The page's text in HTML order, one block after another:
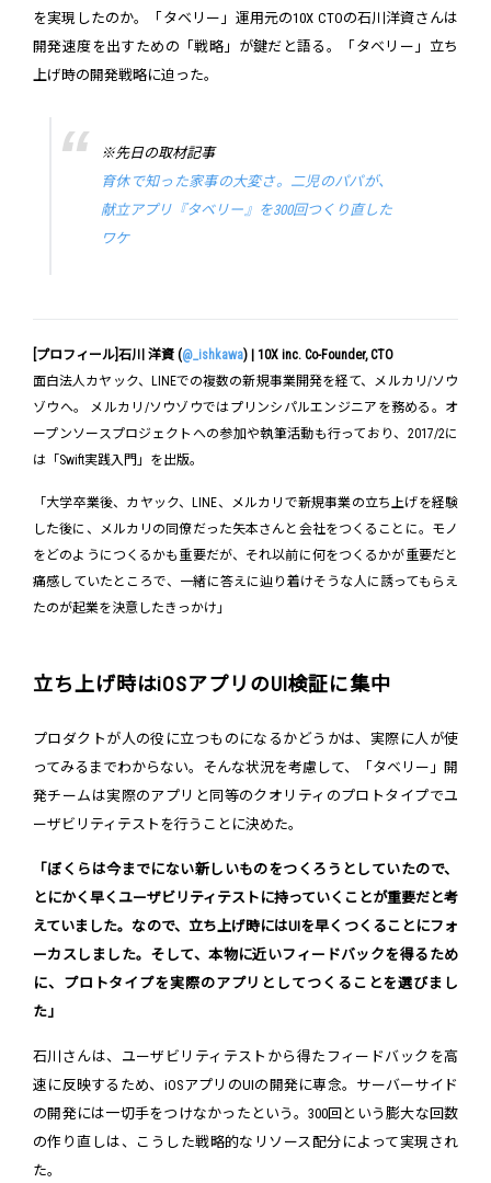
を実現したのか。「タベリー」運用元の10X CTOの石川洋資さんは
開発速度を出すための「戦略」が鍵だと語る。「タベリー」立ち
上げ時の開発戦略に迫った。
※先日の取材記事
育休で知った家事の大変さ。二児のパパが、
献立アプリ『タベリー』を300回つくり直した
ワケ
[プロフィール]石川 洋資 (@_ishkawa) | 10X inc. Co-Founder, CTO
面白法人カヤック、LINEでの複数の新規事業開発を経て、メルカリ/ソウ
ゾウへ。 メルカリ/ソウゾウではプリンシパルエンジニアを務める。オ
ープンソースプロジェクトへの参加や執筆活動も行っており、2017/2に
は「Swift実践入門」を出版。
「大学卒業後、カヤック、LINE、メルカリで新規事業の立ち上げを経験
した後に、メルカリの同僚だった矢本さんと会社をつくることに。モノ
をどのようにつくるかも重要だが、それ以前に何をつくるかが重要だと
痛感していたところで、一緒に答えに辿り着けそうな人に誘ってもらえ
たのが起業を決意したきっかけ」
立ち上げ時はiOSアプリのUI検証に集中
プロダクトが人の役に立つものになるかどうかは、実際に人が使
ってみるまでわからない。そんな状況を考慮して、「タベリー」開
発チームは実際のアプリと同等のクオリティのプロトタイプでユ
ーザビリティテストを行うことに決めた。
「ぼくらは今までにない新しいものをつくろうとしていたので、
とにかく早くユーザビリティテストに持っていくことが重要だと考
えていました。なので、立ち上げ時にはUIを早くつくることにフォ
ーカスしました。そして、本物に近いフィードバックを得るため
に、プロトタイプを実際のアプリとしてつくることを選びまし
た」
石川さんは、ユーザビリティテストから得たフィードバックを高
速に反映するため、iOSアプリのUIの開発に専念。サーバーサイド
の開発には一切手をつけなかったという。300回という膨大な回数
の作り直しは、こうした戦略的なリソース配分によって実現され
た。